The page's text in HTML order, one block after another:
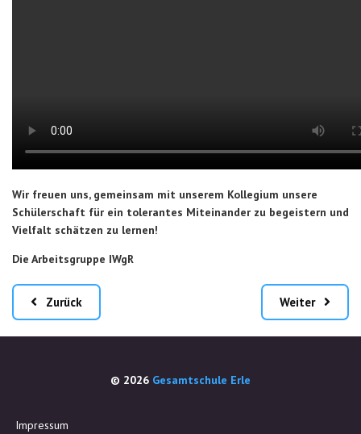
Wir freuen uns, gemeinsam mit unserem Kollegium unsere
Schülerschaft für ein tolerantes Miteinander zu begeistern und
Vielfalt schätzen zu lernen!
Die Arbeitsgruppe IWgR
Zurück Weiter
© 2026 Gesamtschule Erle
Impressum